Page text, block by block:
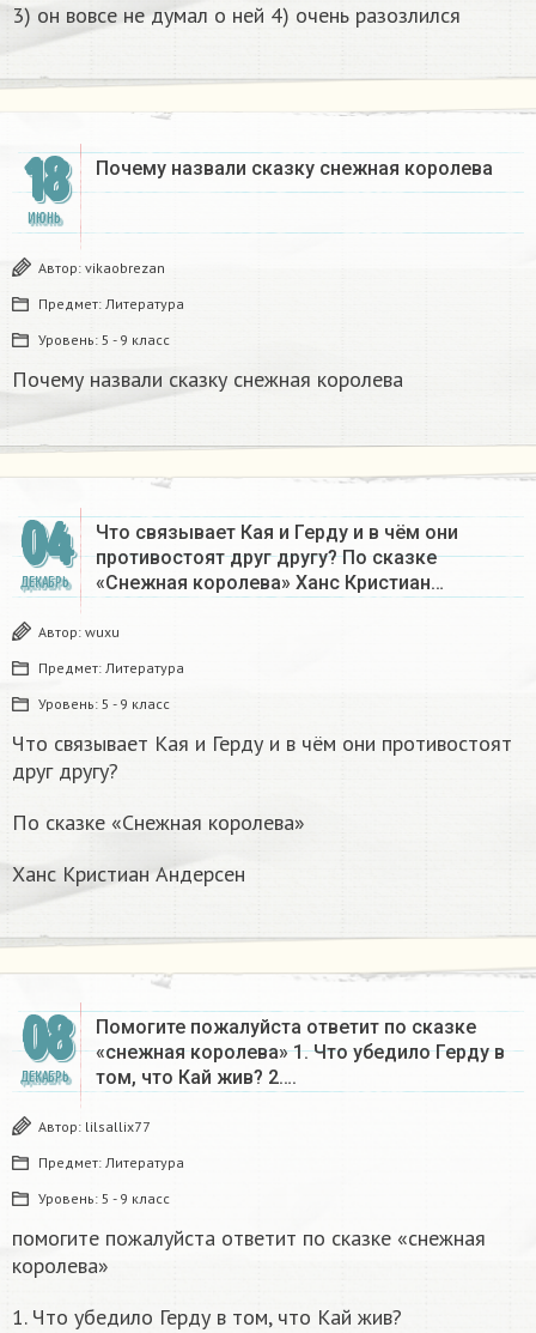
3) он вовсе не думал о ней 4) очень разозлился
18
ИЮНЬ
Почему назвали сказку снежная королева
Автор: vikaobrezan
Предмет: Литература
Уровень: 5 - 9 класс
Почему назвали сказку снежная королева
04
ДЕКАБРЬ
Что связывает Кая и Герду и в чём они
противостоят друг другу? По сказке
«Снежная королева» Ханс Кристиан…
Автор: wuxu
Предмет: Литература
Уровень: 5 - 9 класс
Что связывает Кая и Герду и в чём они противостоят
друг другу?
По сказке «Снежная королева»
Ханс Кристиан Андерсен
08
ДЕКАБРЬ
Помогите пожалуйста ответит по сказке
«снежная королева» 1. Что убедило Герду в
том, что Кай жив? 2….
Автор: lilsallix77
Предмет: Литература
Уровень: 5 - 9 класс
помогите пожалуйста ответит по сказке «снежная
королева»
1. Что убедило Герду в том, что Кай жив?